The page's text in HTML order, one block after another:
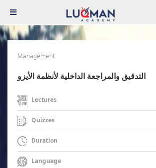
Management
التدقيق والمراجعة الداخلية لأنظمة الأيزو
Lectures
Quizzes
Duration
Language